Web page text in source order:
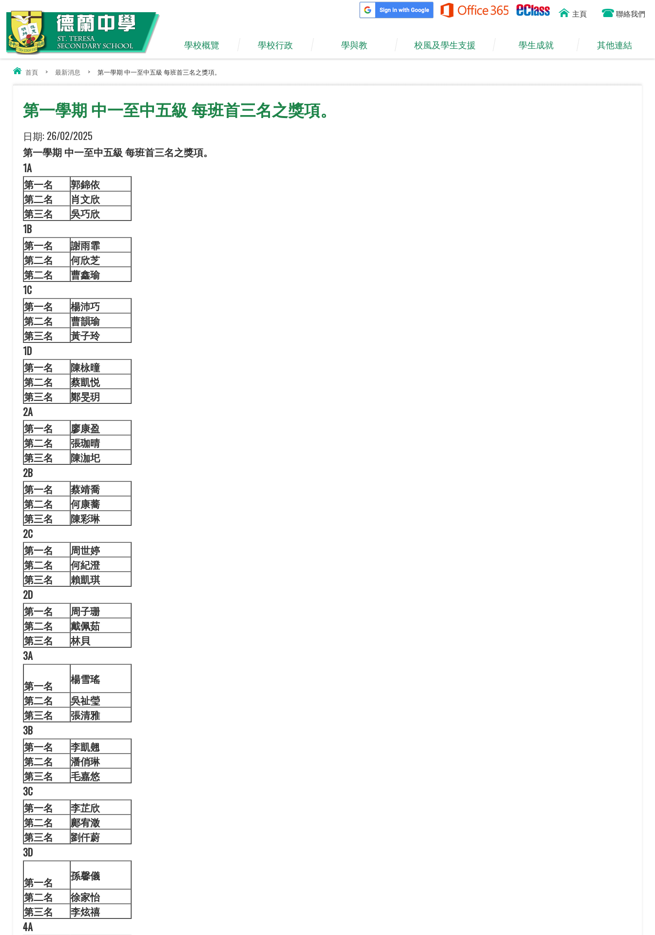
主頁 聯絡我們
學校概覽 學校行政 學與教 校風及學生支援 學生成就 其他連結
首頁 > 最新消息 > 第一學期 中一至中五級 每班首三名之獎項。
第一學期 中一至中五級 每班首三名之獎項。
日期: 26/02/2025
第一學期 中一至中五級 每班首三名之獎項。
1A
第一名
郭錦依
第二名
肖文欣
第三名
吳巧欣
1B
第一名
謝雨霏
第二名
何欣芝
第二名
曹鑫瑜
1C
第一名
楊沛巧
第二名
曹韻瑜
第三名
黃子玲
1D
第一名
陳栐曈
第二名
蔡凱悦
第三名
鄭旻玥
2A
第一名
廖康盈
第二名
張珈晴
第三名
陳泇圯
2B
第一名
蔡靖喬
第二名
何康蕎
第三名
陳彩琳
2C
第一名
周世婷
第二名
何紀澄
第三名
賴凱琪
2D
第一名
周子珊
第二名
戴佩茹
第三名
林貝
3A
第一名 楊雪瑤
第二名
吳祉瑩
第三名
張清雅
3B
第一名
李凱翹
第二名
潘俏琳
第三名
毛嘉悠
3C
第一名
李芷欣
第二名
鄺宥澂
第三名
劉仟蔚
3D
第一名 孫馨儀
第二名
徐家怡
第三名
李炫禧
4A